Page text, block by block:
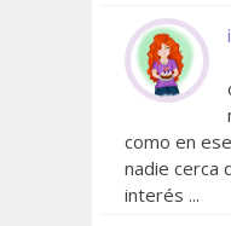
como en
nadie cerca
interés ...